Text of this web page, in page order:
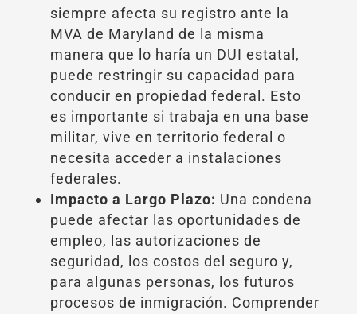
siempre afecta su registro ante la
MVA de Maryland de la misma
manera que lo haría un DUI estatal,
puede restringir su capacidad para
conducir en propiedad federal. Esto
es importante si trabaja en una base
militar, vive en territorio federal o
necesita acceder a instalaciones
federales.
Impacto a Largo Plazo: Una condena
puede afectar las oportunidades de
empleo, las autorizaciones de
seguridad, los costos del seguro y,
para algunas personas, los futuros
procesos de inmigración. Comprender